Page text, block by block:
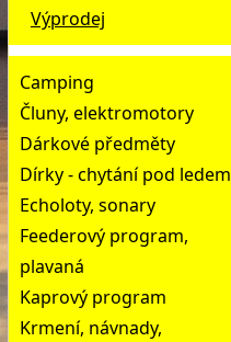
Výprodej
Camping
Čluny, elektromotory
Dárkové předměty
Dírky - chytání pod ledem
Echoloty, sonary
Feederový program,
plavaná
Kaprový program
Krmení, návnady,